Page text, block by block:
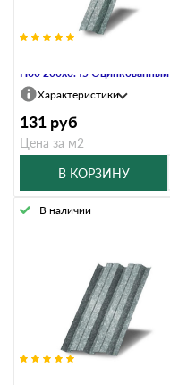
Н60 200х0.45 Оцинкованный
Характеристики
131 руб
Цена за м2
В КОРЗИНУ
В наличии